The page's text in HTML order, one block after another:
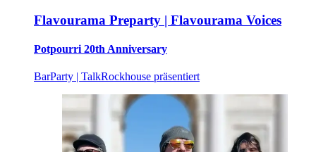
Flavourama Preparty | Flavourama Voices
Potpourri 20th Anniversary
BarParty | TalkRockhouse präsentiert